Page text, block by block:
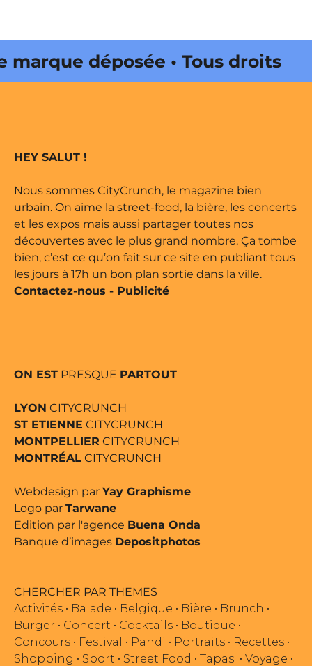
déposée • Tous droits
par Buena Onda Web •
HEY SALUT !
Nous sommes CityCrunch, le magazine bien
urbain. On aime la street-food, la bière, les concerts
et les expos mais aussi partager toutes nos
découvertes avec le plus grand nombre. Ça tombe
bien, c’est ce qu’on fait sur ce site en publiant tous
les jours à 17h un bon plan sortie dans la ville.
Contactez-nous - Publicité
ON EST PRESQUE PARTOUT
LYON CITYCRUNCH
ST ETIENNE CITYCRUNCH
MONTPELLIER CITYCRUNCH
MONTRÉAL CITYCRUNCH
Webdesign par Yay Graphisme
Logo par Tarwane
Edition par l'agence Buena Onda
Banque d’images Depositphotos
CHERCHER PAR THEMES
Activités • Balade • Belgique • Bière • Brunch •
Burger • Concert • Cocktails • Boutique •
Concours • Festival • Pandi • Portraits • Recettes •
Shopping • Sport • Street Food • Tapas • Voyage •